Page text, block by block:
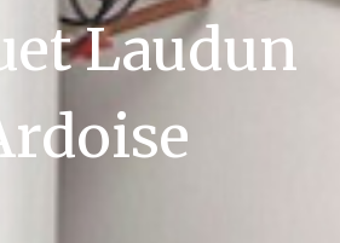
Laudun